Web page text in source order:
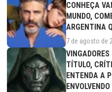
CONHEÇA
MUNDO,
ARGENTINA
NESTA
7 de agosto de
TÍTULO,
ENTENDA A